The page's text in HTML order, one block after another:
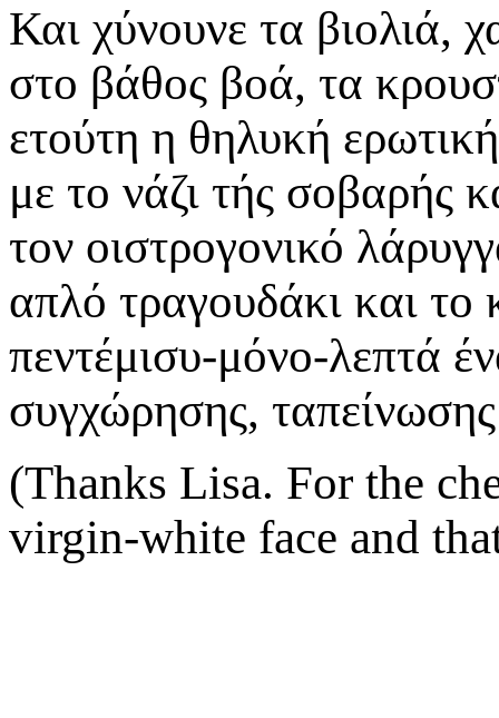
Και χύνουνε τα βιολιά,
στο βάθος βοά, τα
ετούτη η θηλυκή
με το νάζι τής σοβαρής
τον οιστρογονικό
απλό τραγουδάκι και το
πεντέμισυ-μόνο-λεπτά
συγχώρησης,
(Thanks Lisa. For the
virgin-white face and